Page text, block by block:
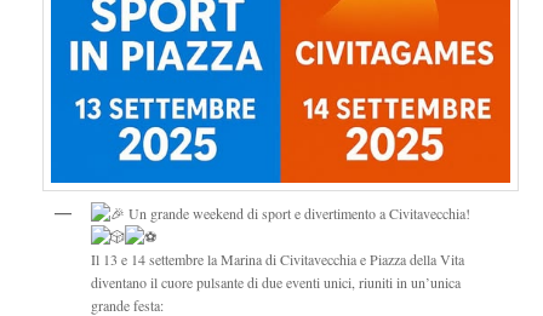
Un grande weekend di sport e divertimento a Civitavecchia!
Il 13 e 14 settembre la Marina di Civitavecchia e Piazza della Vita
diventano il cuore pulsante di due eventi unici, riuniti in un’unica
grande festa: